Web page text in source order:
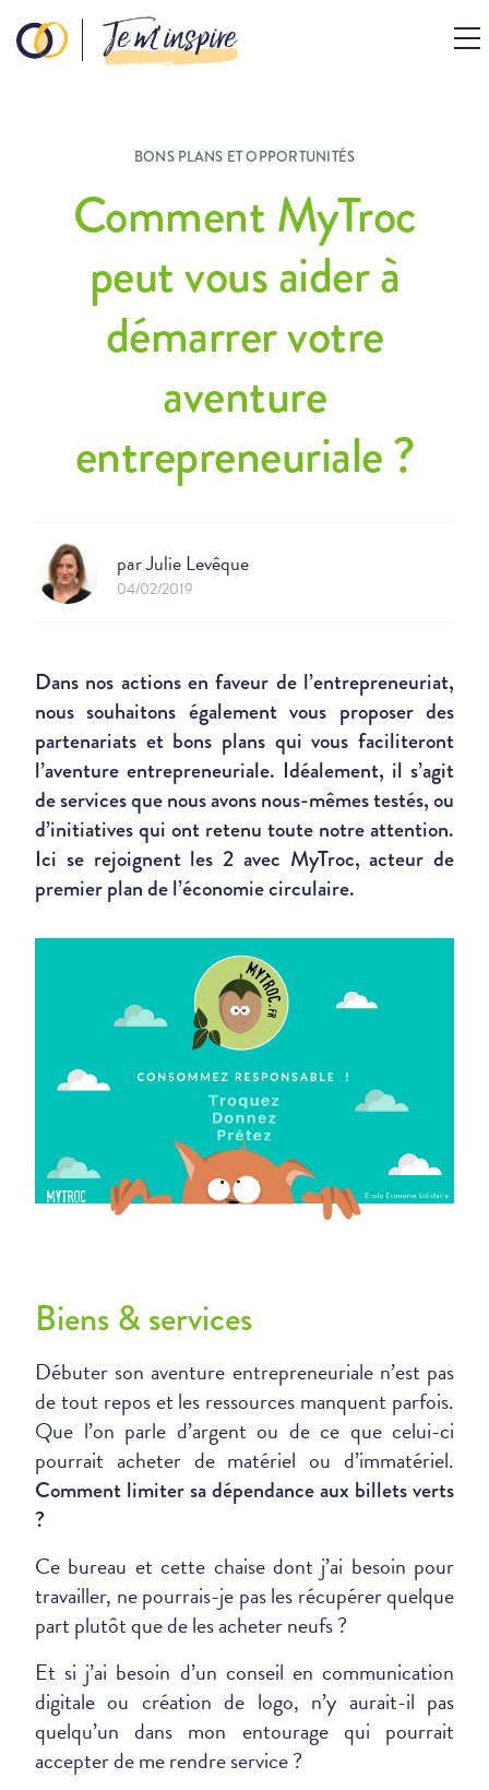
Je m’inspire
BONS PLANS ET OPPORTUNITÉS
Comment MyTroc
peut vous aider à
démarrer votre
aventure
entrepreneuriale ?
parJulie Levêque
04/02/2019
Dans nos actions en faveur de l’entrepreneuriat,
nous souhaitons également vous proposer des
partenariats et bons plans qui vous faciliteront
l’aventure entrepreneuriale. Idéalement, il s’agit
de services que nous avons nous-mêmes testés, ou
d’initiatives qui ont retenu toute notre attention.
Ici se rejoignent les 2 avec MyTroc, acteur de
premier plan de l’économie circulaire.
Biens & services
Débuter son aventure entrepreneuriale n’est pas
de tout repos et les ressources manquent parfois.
Que l’on parle d’argent ou de ce que celui-ci
pourrait acheter de matériel ou d’immatériel.
Comment limiter sa dépendance aux billets verts
?
Ce bureau et cette chaise dont j’ai besoin pour
travailler, ne pourrais-je pas les récupérer quelque
part plutôt que de les acheter neufs ?
Et si j’ai besoin d’un conseil en communication
digitale ou création de logo, n’y aurait-il pas
quelqu’un dans mon entourage qui pourrait
accepter de me rendre service ?